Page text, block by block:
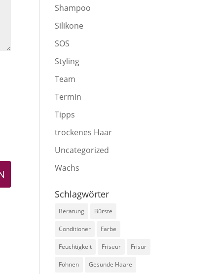
Shampoo
Silikone
SOS
Styling
Team
Termin
Tipps
trockenes Haar
Uncategorized
Wachs
Schlagwörter
Beratung Bürste
Conditioner Farbe
Feuchtigkeit Friseur Frisur
Föhnen Gesunde Haare